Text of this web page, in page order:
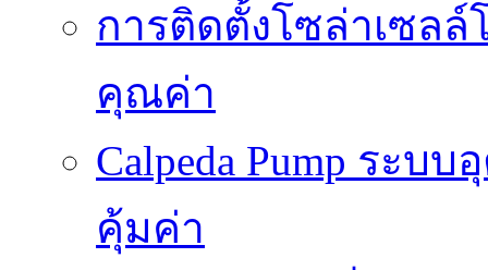
การติดตั้งโซล่าเซลล์
คุณค่า
Calpeda Pump ระบ
คุ้มค่า